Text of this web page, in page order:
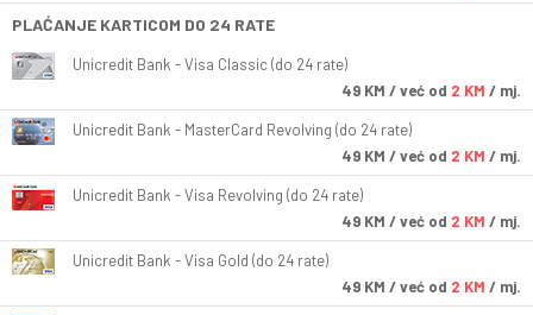
PLAĆANJE KARTICOM DO 24 RATE
Unicredit Bank - Visa Classic (do 24 rate)
49 KM / već od 2 KM / mj.
Unicredit Bank - MasterCard Revolving (do 24 rate)
49 KM / već od 2 KM / mj.
Unicredit Bank - Visa Revolving (do 24 rate)
49 KM / već od 2 KM / mj.
Unicredit Bank - Visa Gold (do 24 rate)
49 KM / već od 2 KM / mj.